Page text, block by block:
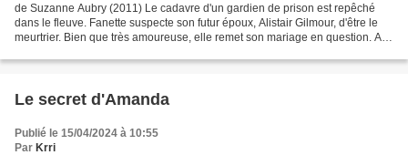
de Suzanne Aubry (2011) Le cadavre d'un gardien de prison est repêché
dans le fleuve. Fanette suspecte son futur époux, Alistair Gilmour, d'être le
meurtrier. Bien que très amoureuse, elle remet son mariage en question. Au
Le secret d'Amanda
Publié le 15/04/2024 à 10:55
Par Krri